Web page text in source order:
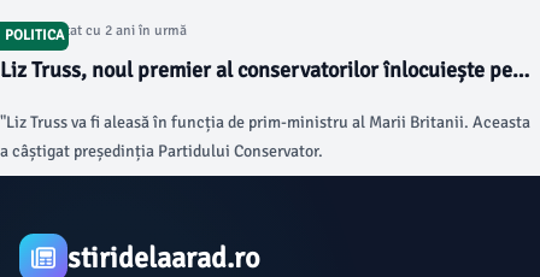
POLITICA
Articol postat cu 2 ani în urmă
Liz Truss, noul premier al conservatorilor înlocuiește pe
"Liz Truss va fi aleasă în funcția de prim-ministru al Marii Britanii. Aceasta
a câștigat președinția Partidului Conservator.
stiridelaarad.ro